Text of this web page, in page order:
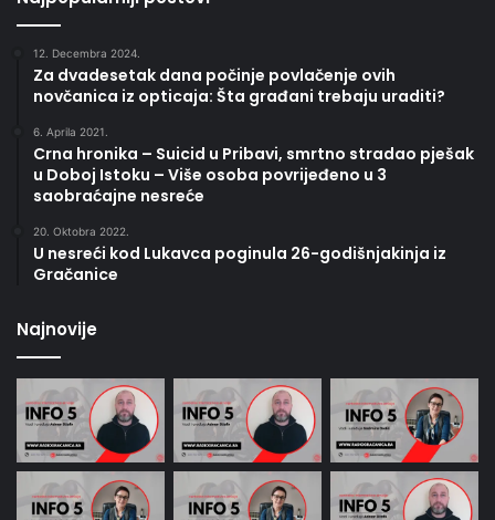
12. Decembra 2024.
Za dvadesetak dana počinje povlačenje ovih
novčanica iz opticaja: Šta građani trebaju uraditi?
6. Aprila 2021.
Crna hronika – Suicid u Pribavi, smrtno stradao pješak
u Doboj Istoku – Više osoba povrijeđeno u 3
saobraćajne nesreće
20. Oktobra 2022.
U nesreći kod Lukavca poginula 26-godišnjakinja iz
Gračanice
Najnovije